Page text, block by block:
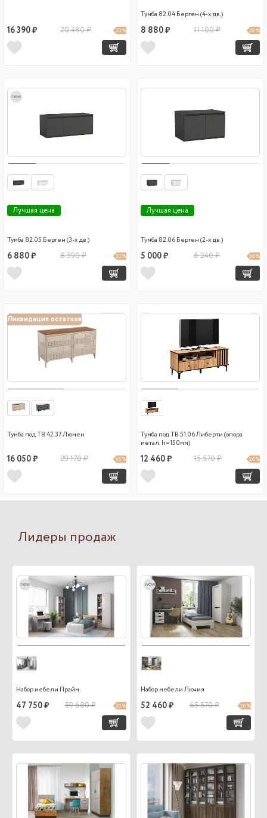
16 390 ₽ 20 480 ₽ 20 %
Тумба 82.04 Берген (4-х дв.)
8 880 ₽ 11 100 ₽ 20 %
new
Лучшая цена
Тумба 82.05 Берген (3-х дв.)
6 880 ₽ 8 590 ₽ 20 %
Лучшая цена
Тумба 82.06 Берген (2-х дв.)
5 000 ₽ 6 240 ₽ 20 %
Ликвидация остатков
Тумба под ТВ 42.37 Люмен
16 050 ₽ 29 170 ₽ 45 %
Тумба под ТВ 51.06 Либерти (опора
метал. h=150мм)
12 460 ₽ 15 570 ₽ 20 %
Лидеры продаж
new
Набор мебели Прайм
47 750 ₽ 59 680 ₽ 20 %
wow
Набор мебели Лючия
52 460 ₽ 65 570 ₽ 20 %